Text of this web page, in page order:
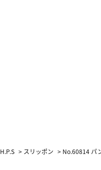
H.P.S > スリッポン > No.60814 パ